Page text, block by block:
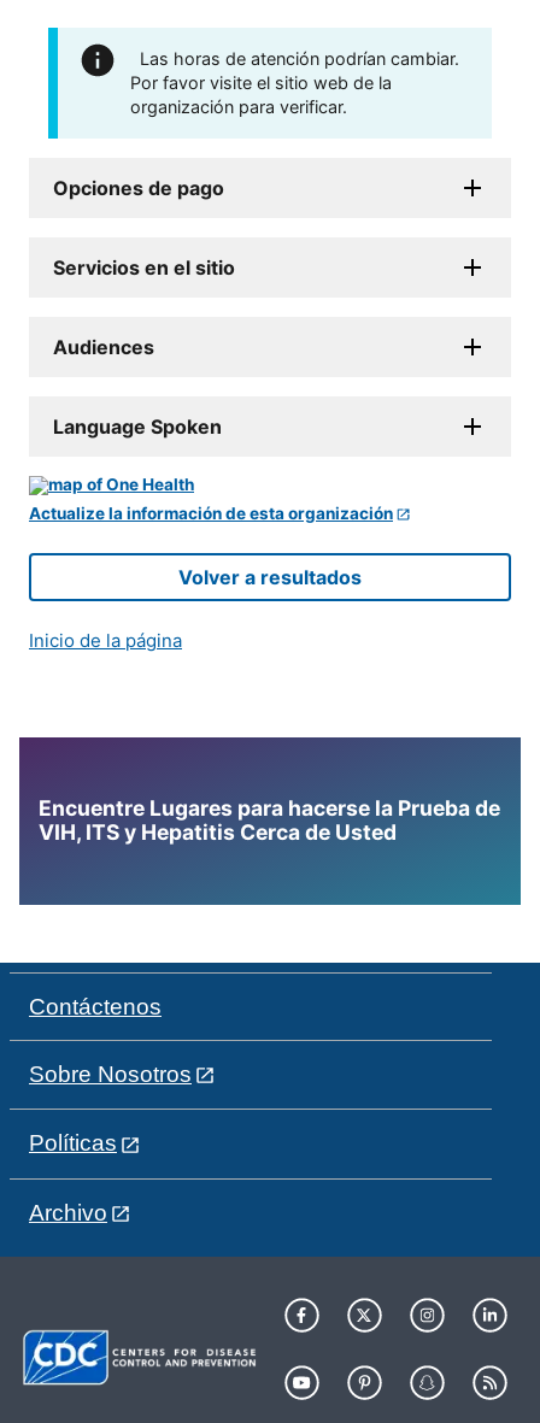
Las horas de atención podrían cambiar.
Por favor visite el sitio web de la
organización para verificar.
Opciones de pago
Servicios en el sitio
Audiences
Language Spoken
Actualize la información de esta organización
Volver a resultados
Inicio de la página
Encuentre Lugares para hacerse la Prueba de
VIH, ITS y Hepatitis Cerca de Usted
Contáctenos
Sobre Nosotros
Políticas
Archivo